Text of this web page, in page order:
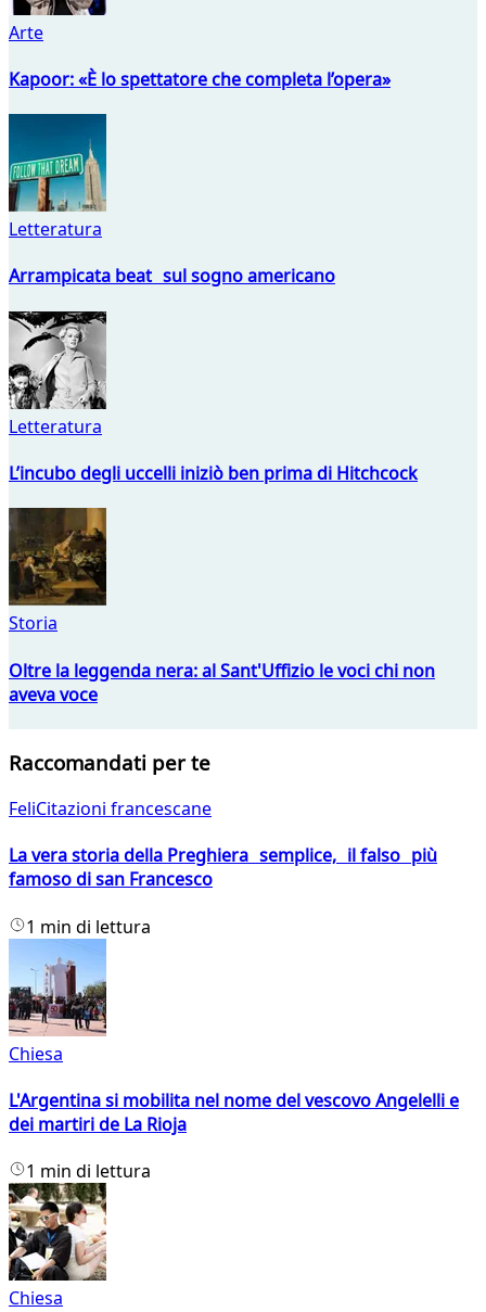
Arte
Kapoor: «È lo spettatore che completa l’opera»
Letteratura
Arrampicata beat sul sogno americano
Letteratura
L’incubo degli uccelli iniziò ben prima di Hitchcock
Storia
Oltre la leggenda nera: al Sant'Uffizio le voci chi non
aveva voce
Raccomandati per te
FeliCitazioni francescane
La vera storia della Preghiera semplice, il falso più
famoso di san Francesco
1 min di lettura
Chiesa
L'Argentina si mobilita nel nome del vescovo Angelelli e
dei martiri de La Rioja
1 min di lettura
Chiesa